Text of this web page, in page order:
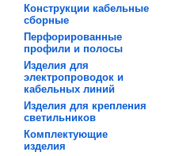
Конструкции кабельные
сборные
Перфорированные
профили и полосы
Изделия для
электропроводок и
кабельных линий
Изделия для крепления
светильников
Комплектующие
изделия